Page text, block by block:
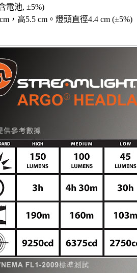
電池, ±5%)
，高5.5 cm。燈頭直徑4.4 cm (±5%)